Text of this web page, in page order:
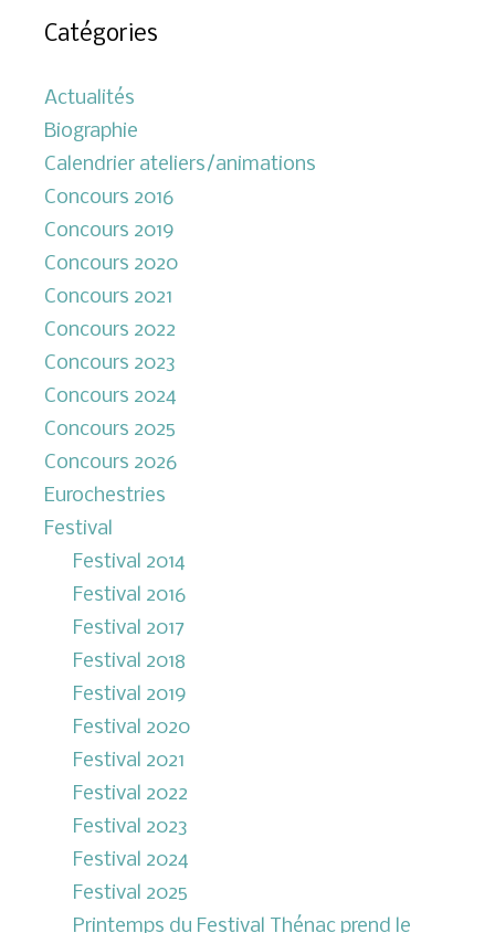
Catégories
Actualités
Biographie
Calendrier ateliers/animations
Concours 2016
Concours 2019
Concours 2020
Concours 2021
Concours 2022
Concours 2023
Concours 2024
Concours 2025
Concours 2026
Eurochestries
Festival
Festival 2014
Festival 2016
Festival 2017
Festival 2018
Festival 2019
Festival 2020
Festival 2021
Festival 2022
Festival 2023
Festival 2024
Festival 2025
Printemps du Festival Thénac prend le